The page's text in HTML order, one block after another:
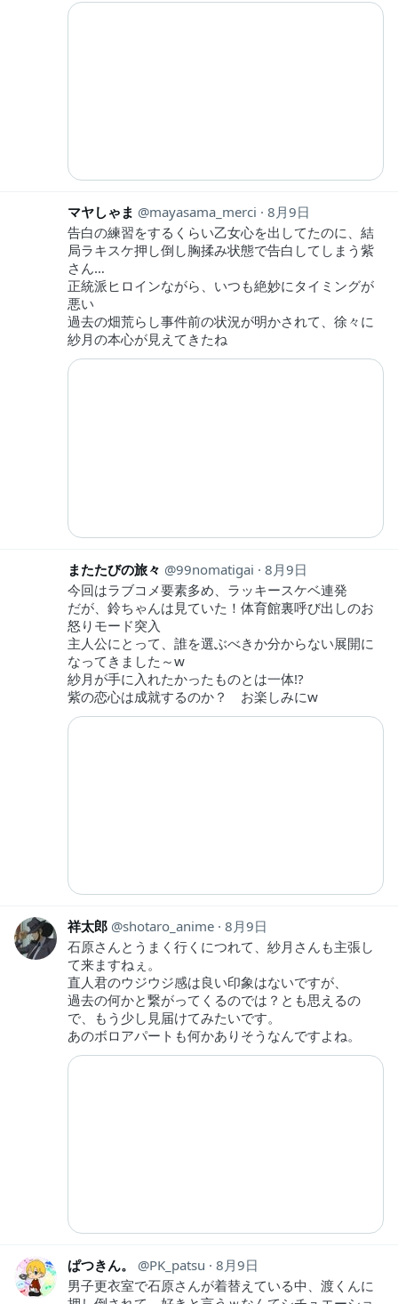
マヤしゃま mayasama_merci
8月9日
告白の練習をするくらい乙女心を出してたのに、結
局ラキスケ押し倒し胸揉み状態で告白してしまう紫
さん…
正統派ヒロインながら、いつも絶妙にタイミングが
悪い
過去の畑荒らし事件前の状況が明かされて、徐々に
紗月の本心が見えてきたね
またたびの旅々 99nomatigai
8月9日
今回はラブコメ要素多め、ラッキースケベ連発
だが、鈴ちゃんは見ていた！体育館裏呼び出しのお
怒りモード突入
主人公にとって、誰を選ぶべきか分からない展開に
なってきました～w
紗月が手に入れたかったものとは一体!?
紫の恋心は成就するのか？ お楽しみにw
祥太郎 shotaro_anime 8月9日
石原さんとうまく行くにつれて、紗月さんも主張し
て来ますねぇ。
直人君のウジウジ感は良い印象はないですが、
過去の何かと繋がってくるのでは？とも思えるの
で、もう少し見届けてみたいです。
あのボロアパートも何かありそうなんですよね。
ぱつきん。 PK_patsu
8月9日
男子更衣室で石原さんが着替えている中、渡くんに